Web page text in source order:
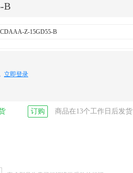
B
立即登录
订购 商品在13个工作日后发货